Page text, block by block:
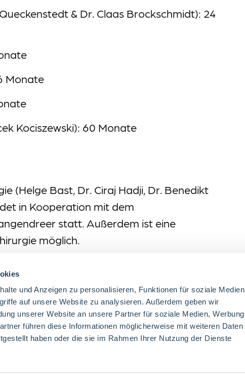
und Anzeigen zu personalisieren, Funktionen für soziale Medien
auf unsere Website zu analysieren. Außerdem geben wir
unserer Website an unsere Partner für soziale Medien, Werbung
führen diese Informationen möglicherweise mit weiteren Daten
haben oder die sie im Rahmen Ihrer Nutzung der Dienste
& Dr. Claas Brockschmidt): 24
Monate
Kociszewski): 60 Monate
(Helge Bast, Dr. Ciraj Hadji, Dr. Benedikt
in Kooperation mit dem
statt. Außerdem ist eine
möglich.
Leidinger): 12 Monate